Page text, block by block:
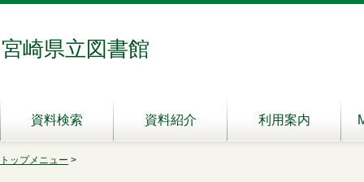
宮崎県立図書館
資料検索 資料紹介 利用案内
トップメニュー >